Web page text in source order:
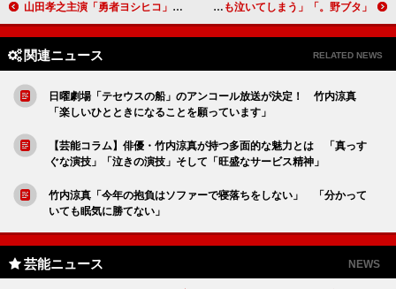
山田孝之主演「勇者ヨシヒコ」傑作選放送 「やっぱり最高の４人」 「野ブタ。」特別編「高校生目線の人間物語」 「何度見ても泣いてしまう」
関連ニュース RELATED NEWS
日曜劇場「テセウスの船」のアンコール放送が決定！ 竹内涼真
「楽しいひとときになることを願っています」
【芸能コラム】俳優・竹内涼真が持つ多面的な魅力とは 「真っす
ぐな演技」「泣きの演技」そして「旺盛なサービス精神」
竹内涼真「今年の抱負はソファーで寝落ちをしない」 「分かって
いても眠気に勝てない」
芸能ニュース NEWS